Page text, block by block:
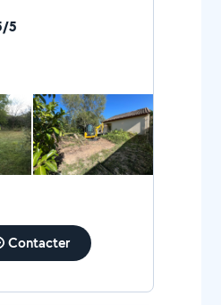
N'hésitez pas à me
élagage, taille
bricolage intérieur
5
Contacter